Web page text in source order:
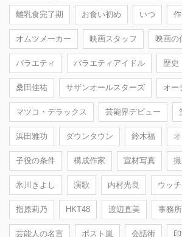
離乳食完了期 お食い初め いつ
オムツメーカー 映画スタッフ 映画の
バラエティ バラエティアイドル 歴史
桑田佳祐 サザンオールスターズ オー
マツコ・デラックス 芸能界デビュー
浜田雅功 ダウンタウン 鈴木福
子役の条件 構成作家 宣材写真
氷川きよし 演歌 内村光良 ウッ
指原莉乃 HKT48 渡辺直美 事務
芸能人の名言 ポスト嵐 会話術